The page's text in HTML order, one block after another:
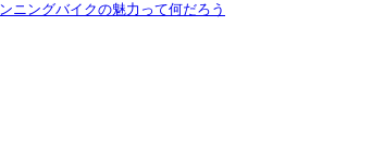
ニングバイクの魅力って何だろう